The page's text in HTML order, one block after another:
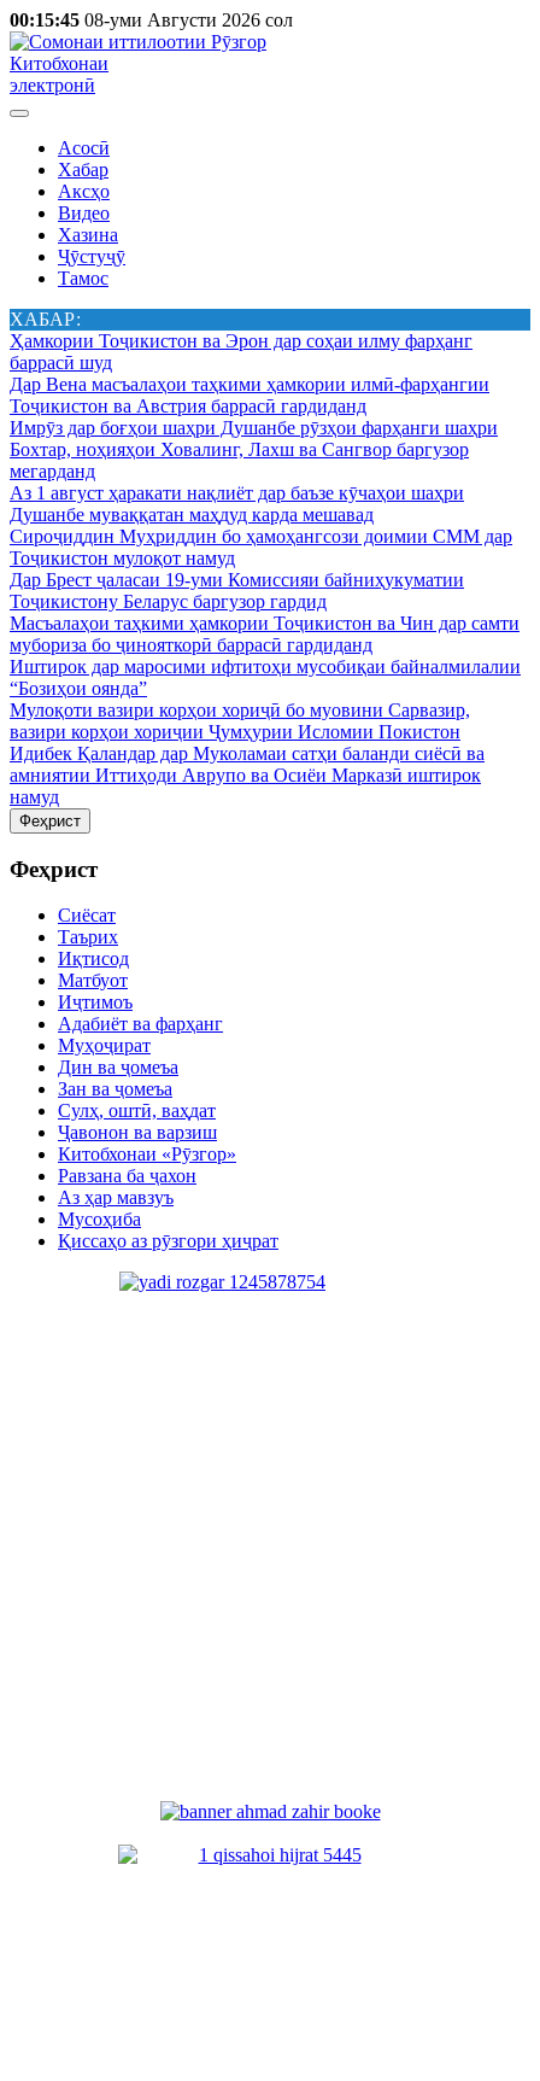
00:15:45 08-уми Августи 2026 сол
Китобхонаи
электронӣ
Асосӣ
Хабар
Аксҳо
Видео
Хазина
Ҷӯстуҷӯ
Тамос
ХАБАР:
Ҳамкории Тоҷикистон ва Эрон дар соҳаи илму фарҳанг
баррасӣ шуд
Дар Вена масъалаҳои таҳкими ҳамкории илмӣ-фарҳангии
Тоҷикистон ва Австрия баррасӣ гардиданд
Имрӯз дар боғҳои шаҳри Душанбе рӯзҳои фарҳанги шаҳри
Бохтар, ноҳияҳои Ховалинг, Лахш ва Сангвор баргузор
мегарданд
Аз 1 август ҳаракати нақлиёт дар баъзе кӯчаҳои шаҳри
Душанбе муваққатан маҳдуд карда мешавад
Сироҷиддин Муҳриддин бо ҳамоҳангсози доимии СММ дар
Тоҷикистон мулоқот намуд
Дар Брест ҷаласаи 19-уми Комиссияи байниҳукуматии
Тоҷикистону Беларус баргузор гардид
Масъалаҳои таҳкими ҳамкории Тоҷикистон ва Чин дар самти
мубориза бо ҷинояткорӣ баррасӣ гардиданд
Иштирок дар маросими ифтитоҳи мусобиқаи байналмилалии
“Бозиҳои оянда”
Мулоқоти вазири корҳои хориҷӣ бо муовини Сарвазир,
вазири корҳои хориҷии Ҷумҳурии Исломии Покистон
Идибек Қаландар дар Муколамаи сатҳи баланди сиёсӣ ва
амниятии Иттиҳоди Аврупо ва Осиёи Марказӣ иштирок
намуд
Феҳрист
Феҳрист
Сиёсат
Таърих
Иқтисод
Матбуот
Иҷтимоъ
Адабиёт ва фарҳанг
Муҳоҷират
Дин ва ҷомеъа
Зан ва ҷомеъа
Сулҳ, оштӣ, ваҳдат
Ҷавонон ва варзиш
Китобхонаи «Рӯзгор»
Равзана ба ҷахон
Аз ҳар мавзуъ
Мусоҳиба
Қиссаҳо аз рӯзгори ҳиҷрат